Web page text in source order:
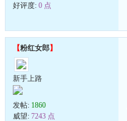
好评度: 0 点
【粉红女郎】
新手上路
发帖: 1860
威望: 7243 点